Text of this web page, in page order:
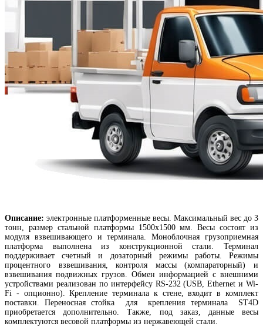
Описание: электронные платформенные весы. Максимальный вес до 3
тонн, размер стальной платформы 1500х1500 мм. Весы состоят из
модуля взвешивающего и терминала. Моноблочная грузоприемная
платформа выполнена из конструкционной стали. Терминал
поддерживает счетный и дозаторный режимы работы. Режимы
процентного взвешивания, контроля массы (компараторный) и
взвешивания подвижных грузов. Обмен информацией с внешними
устройствами реализован по интерфейсу RS-232 (USB, Ethernet и Wi-
Fi - опционно). Крепление терминала к стене, входит в комплект
поставки. Переносная стойка для крепления терминала ST4D
приобретается дополнительно. Также, под заказ, данные весы
комплектуются весовой платформы из нержавеющей стали.